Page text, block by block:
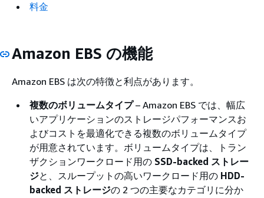
料金
Amazon EBS の機能
Amazon EBS は次の特徴と利点があります。
複数のボリュームタイプ– Amazon EBS では、幅広
いアプリケーションのストレージパフォーマンスお
よびコストを最適化できる複数のボリュームタイプ
が用意されています。ボリュームタイプは、トラン
ザクションワークロード用の SSD-backed ストレー
ジと、スループットの高いワークロード用の HDD-
backed ストレージの 2 つの主要なカテゴリに分か